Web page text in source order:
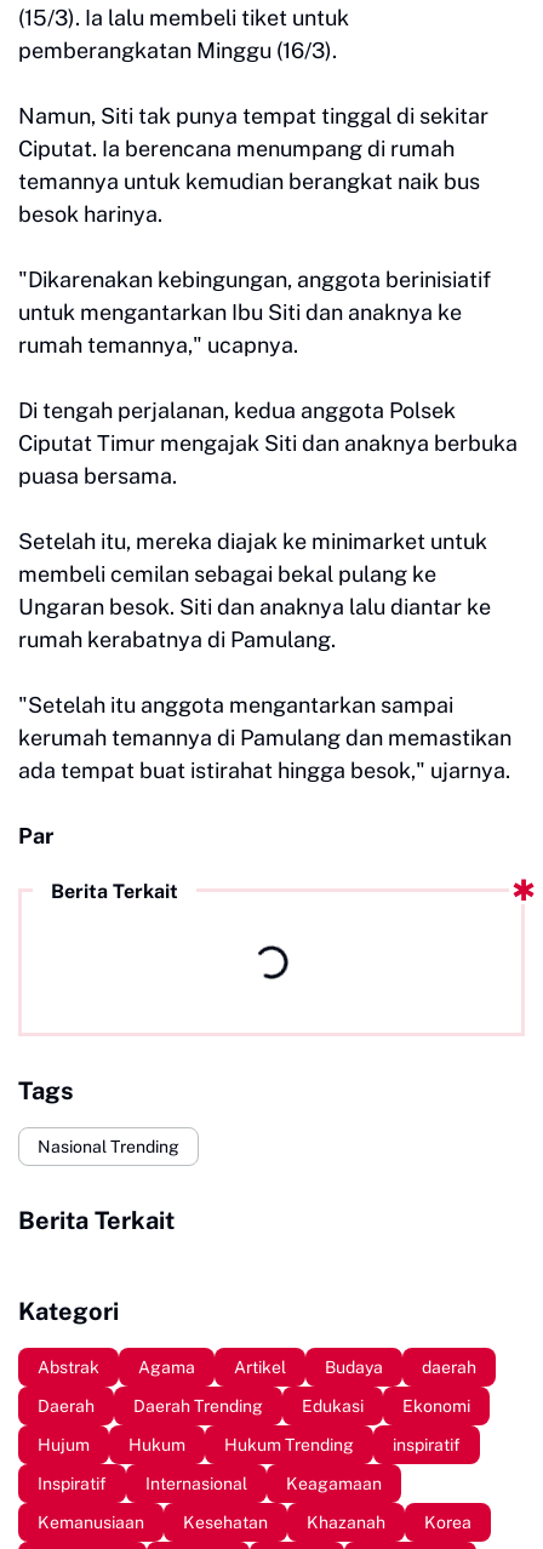
(15/3). Ia lalu membeli tiket untuk
pemberangkatan Minggu (16/3).
Namun, Siti tak punya tempat tinggal di sekitar
Ciputat. Ia berencana menumpang di rumah
temannya untuk kemudian berangkat naik bus
besok harinya.
"Dikarenakan kebingungan, anggota berinisiatif
untuk mengantarkan Ibu Siti dan anaknya ke
rumah temannya," ucapnya.
Di tengah perjalanan, kedua anggota Polsek
Ciputat Timur mengajak Siti dan anaknya berbuka
puasa bersama.
Setelah itu, mereka diajak ke minimarket untuk
membeli cemilan sebagai bekal pulang ke
Ungaran besok. Siti dan anaknya lalu diantar ke
rumah kerabatnya di Pamulang.
"Setelah itu anggota mengantarkan sampai
kerumah temannya di Pamulang dan memastikan
ada tempat buat istirahat hingga besok," ujarnya.
Par
Berita Terkait
Tags
Nasional Trending
Berita Terkait
Kategori
Abstrak Agama Artikel Budaya
daerah
Daerah
Daerah Trending Edukasi
Ekonomi
Hujum
Hukum Hukum Trending
inspiratif
Inspiratif
Internasional
Keagamaan
Kemanusiaan
Kesehatan Khazanah
Korea